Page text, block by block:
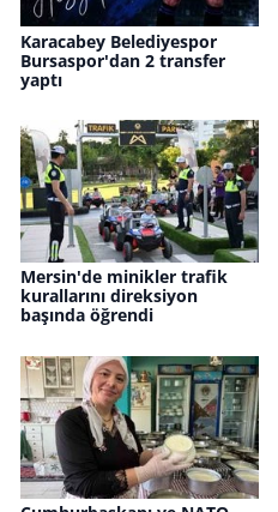
Karacabey Belediyespor
Bursaspor'dan 2 transfer
yaptı
Mersin'de minikler trafik
kurallarını direksiyon
başında öğrendi